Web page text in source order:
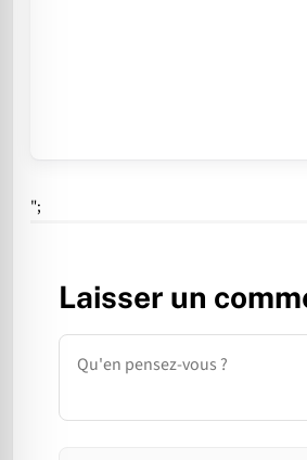
";
Laisser un
Commentaire